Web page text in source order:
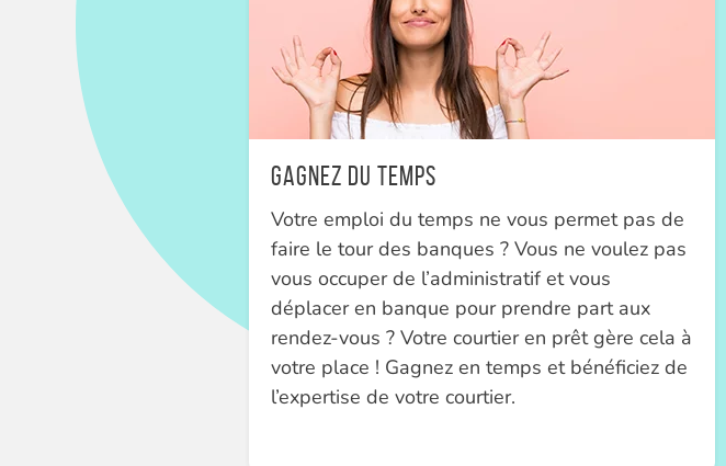
Gagnez du temps
Votre emploi du temps ne vous permet pas de
faire le tour des banques ? Vous ne voulez pas
vous occuper de l’administratif et vous
déplacer en banque pour prendre part aux
rendez-vous ? Votre courtier en prêt gère cela à
votre place ! Gagnez en temps et bénéficiez de
l’expertise de votre courtier.